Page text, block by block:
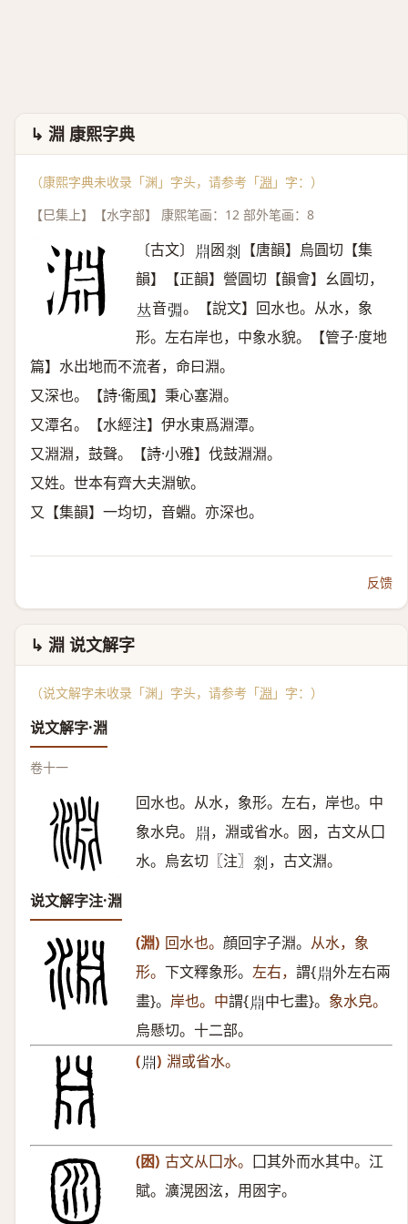
↳ 淵 康熙字典
（康熙字典未收录「渊」字头，请参考「淵 」字：）
【巳集上】【水字部】 康熙笔画：12 部外笔画：8
〔古文〕 𣶒 囦𠝃
【唐韻】烏圓切【集
韻】【正韻】營圓切【韻會】幺圓切，
𠀤音𢏮 。【說文】回水也。从水，象
形。左右岸也，中象水貌。【管子·度地
篇】水出地而不流者，命曰淵。
又深也。【詩·衞風】秉心塞淵。
又潭名。【水經注】伊水東爲淵潭。
又淵淵，鼓聲。【詩·小雅】伐鼓淵淵。
又姓。世本有齊大夫淵㰬。
又【集韻】一均切，音蜵。亦深也。
反馈
↳ 淵 说文解字
（说文解字未收录「渊」字头，请参考「淵 」字：）
说文解字·淵
卷十一
回水也。从水，象形。左右，岸也。中
象水皃。 𣶒 ，淵或省水。囦，古文从囗
水。烏玄切〖注〗 𠝃 ，古文淵。
说文解字注·淵
(淵) 回水也。 顔回字子淵。 从水，象
形。 下文釋象形。 左右， 謂{𣶒 外左右兩
畫}。 岸也。中謂{𣶒 中七畫}。 象水皃。
烏懸切。十二部。
(𣶒 ) 淵或省水。
(囦) 古文从囗水。 囗其外而水其中。江
賦。瀇滉囦泫，用囦字。